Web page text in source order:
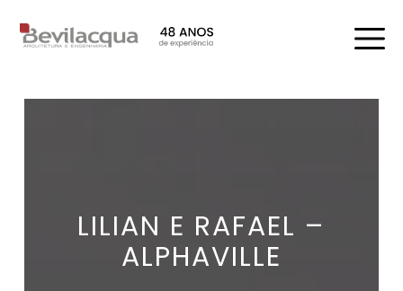
LILIAN E RAFAEL –
ALPHAVILLE